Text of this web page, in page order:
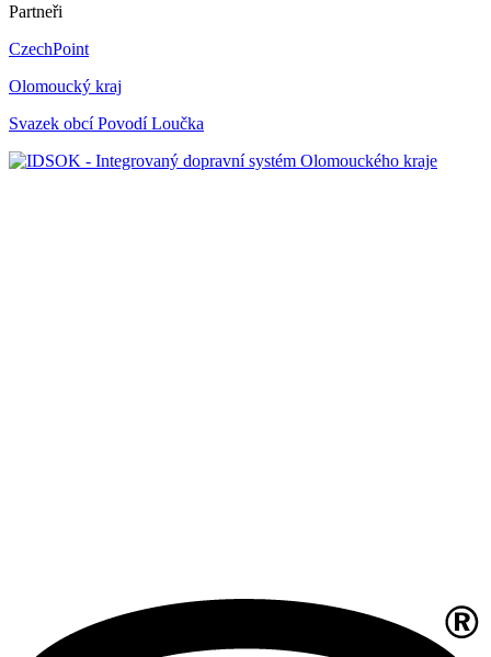
Partneři
CzechPoint
Olomoucký kraj
Svazek obcí Povodí Loučka